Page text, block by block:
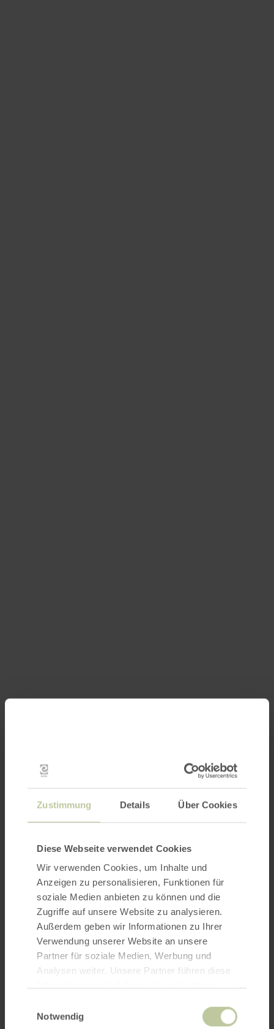
Zustimmung Details Über Cookies
Diese Webseite verwendet Cookies
Wir verwenden Cookies, um Inhalte und
Anzeigen zu personalisieren, Funktionen für
soziale Medien anbieten zu können und die
Zugriffe auf unsere Website zu analysieren.
Außerdem geben wir Informationen zu Ihrer
Verwendung unserer Website an unsere
Partner für soziale Medien, Werbung und
Analysen weiter. Unsere Partner führen diese
haben oder die sie im Rahmen Ihrer Nutzung
Notwendig